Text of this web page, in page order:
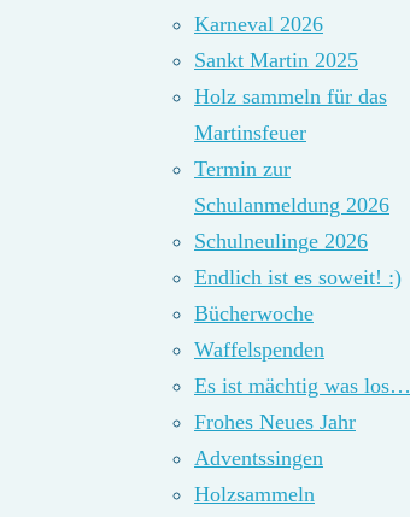
Karneval 2026
Sankt Martin 2025
Holz sammeln für das
Martinsfeuer
Termin zur
Schulanmeldung 2026
Schulneulinge 2026
Endlich ist es soweit! :)
Bücherwoche
Waffelspenden
Es ist mächtig was los…
Frohes Neues Jahr
Adventssingen
Holzsammeln